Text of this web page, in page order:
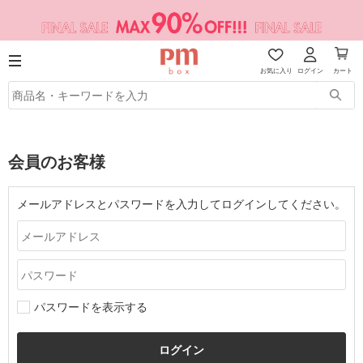
お気に入り ログイン カート
会員のお客様
メールアドレスとパスワードを入力してログインしてください。
パスワードを表示する